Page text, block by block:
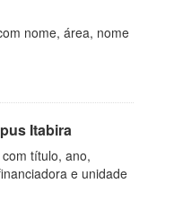
nome, área, nome
Itabira
título, ano,
e unidade